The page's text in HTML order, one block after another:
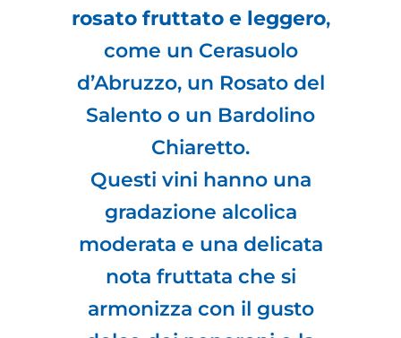
rosato fruttato e leggero,
come un Cerasuolo
d’Abruzzo, un Rosato del
Salento o un Bardolino
Chiaretto.
Questi vini hanno una
gradazione alcolica
moderata e una delicata
nota fruttata che si
armonizza con il gusto